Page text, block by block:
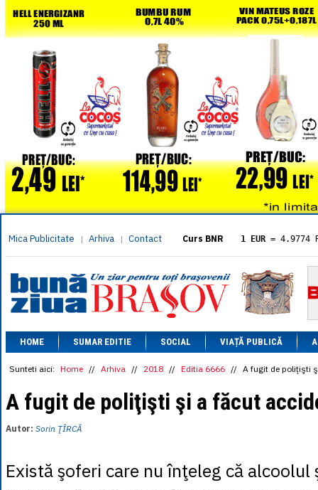
Mica Publicitate | Arhiva | Contact Curs BNR 1 EUR = 4.9774
= 5.8304
1 XAU= 464.4611
1 AED= 1.1933
1 AUD= 2.7957
1 BGN= 2.5449
1 CAD= 3.1559
1 CHF= 5.2813
1 CNY= 0.6015
1 DKK
= 0.6668
1 EGP = 0.0860
1 MDL= 0.2538
= 0.2227
HOME SUMAR EDITIE SOCIAL VIAȚĂ PUBLICĂ
Sunteti aici: Home // Arhiva // 2018 // Editia 6666 // A fugit de poliţişti
A fugit de poliţişti şi a făcut
Autor: Sorin ŢÎRCĂ
Există şoferi care nu înţeleg că alcoolul